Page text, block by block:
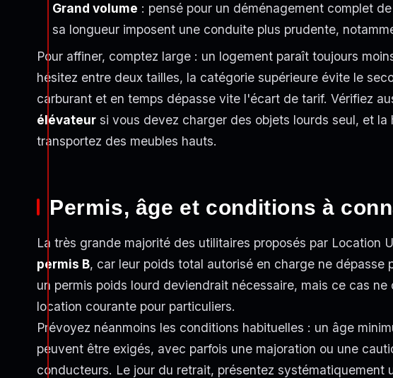
Grand volume : pensé pour un déménagement complet
sa longueur imposent une conduite plus prudente,
Pour affiner, comptez large : un logement paraît toujours
hésitez entre deux tailles, la catégorie supérieure évite le
carburant et en temps dépasse vite l'écart de tarif. Vérifiez
élévateur si vous devez charger des objets lourds seul, et la
transportez des meubles hauts.
Permis, âge et conditions à
La très grande majorité des utilitaires proposés par Location
permis B, car leur poids total autorisé en charge ne dépasse
un permis poids lourd deviendrait nécessaire, mais ce cas
location courante pour particuliers.
Prévoyez néanmoins les conditions habituelles : un âge
peuvent être exigés, avec parfois une majoration ou une
conducteurs. Le jour du retrait, présentez systématiquement